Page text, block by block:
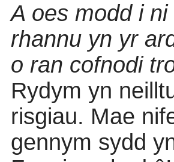
A oes modd i
rhannu yn yr
o ran cofnodi
Rydym yn
risgiau. Mae
gennym sydd